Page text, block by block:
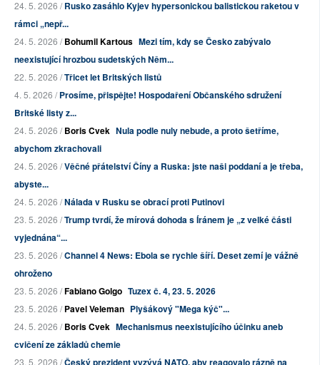
24. 5. 2026 /Rusko zasáhlo Kyjev hypersonickou balistickou raketou v
rámci „nepř...
24. 5. 2026 /Bohumil Kartous Mezi tím, kdy se Česko zabývalo
neexistující hrozbou sudetských Něm...
22. 5. 2026 /Třicet let Britských listů
4. 5. 2026 /Prosíme, přispějte! Hospodaření Občanského sdružení
Britské listy z...
24. 5. 2026 /Boris Cvek Nula podle nuly nebude, a proto šetříme,
abychom zkrachovali
24. 5. 2026 /Věčné přátelství Číny a Ruska: jste naši poddaní a je třeba,
abyste...
24. 5. 2026 /Nálada v Rusku se obrací proti Putinovi
23. 5. 2026 /Trump tvrdí, že mírová dohoda s Íránem je „z velké části
vyjednána“...
23. 5. 2026 /Channel 4 News: Ebola se rychle šíří. Deset zemí je vážně
ohroženo
23. 5. 2026 /Fabiano Golgo Tuzex č. 4, 23. 5. 2026
23. 5. 2026 /Pavel Veleman Plyšákový "Mega kýč"...
24. 5. 2026 /Boris Cvek Mechanismus neexistujícího účinku aneb
cvičení ze základů chemie
23. 5. 2026 /Český prezident vyzývá NATO, aby reagovalo rázně na